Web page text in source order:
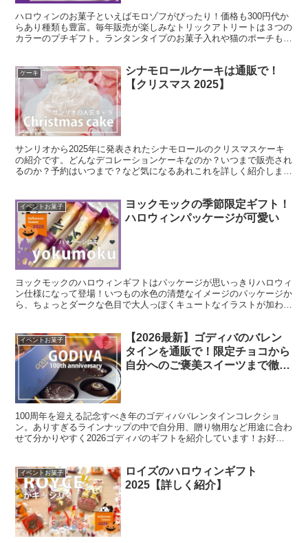
ハロウィンのお菓子といえばモロゾフがぴったり！価格も300円代か
らあり種類も豊富。毎年販売が楽しみなトリックアトリートは３つの
カラーのプチギフト。ランタンタイプのお菓子入れや猫のポーチも人
ケーキ
シナモロールケーキは通販で！
【クリスマス 2025】
サンリオから2025年に発表されたシナモロールのクリスマスケーキ
の紹介です。どんなデコレーションケーキなのか？いつまで販売され
るのか？予約はいつまで？など気になるあれこれを詳しく紹介しま
イベントお菓子
ヨックモックの季節限定ギフト！
ハロウィンパッケージが可愛い
ヨックモックのハロウィンギフトはパッケージが思いっきりハロウィ
ン仕様になって登場！いつもの水色の清楚なイメージのパッケージか
ら、ちょっとダークな色目で大人っぽくキュートなイラストが加わり
イベントお菓子
【2026最新】ゴディバのバレン
タインを通販で！限定チョコから
自分へのご褒美スイーツまで徹底
100周年を迎える記念すべき年のゴディババレンタインコレクショ
ン。ありすぎるラインナップの中で自分用、贈り物用など用途に合わ
せて分かりやすく2026ゴディバのギフトを紹介しています！お好み
イベントお菓子
ロイズのハロウィンギフト
2025【詳しく紹介】